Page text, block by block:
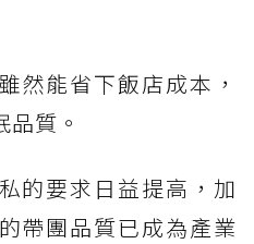
然能省下飯店成本，
質。
的要求日益提高，加
帶團品質已成為產業